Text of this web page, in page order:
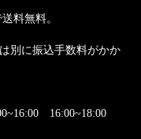
料無料。
別に振込手数料がかか
16:00~18:00